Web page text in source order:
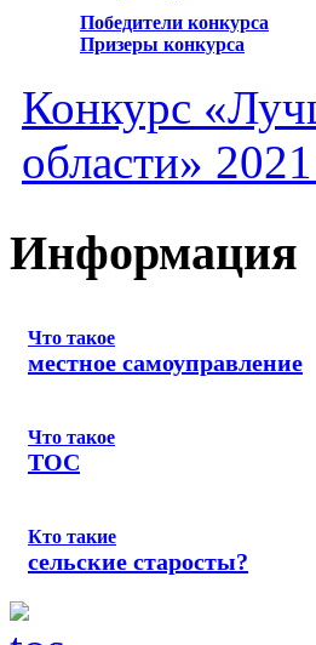
Победители конкурса
Призеры конкурса
Конкурс
области»
Информация
Что такое
местное самоуправление
Что такое
ТОС
Кто такие
сельские старосты?